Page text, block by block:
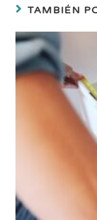
TAMBIÉN